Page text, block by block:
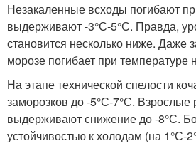
Незакаленные всходы погибают
выдерживают -3°С-5°С. Правда,
становится несколько ниже. Даже
морозе погибает при температуре
На этапе технической спелости
заморозков до -5°С-7°С. Взрослые
выдерживают снижение до -8°С.
устойчивостью к холодам (на 1°С-